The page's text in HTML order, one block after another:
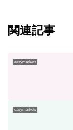
関連記事
easymarkets
easymarkets